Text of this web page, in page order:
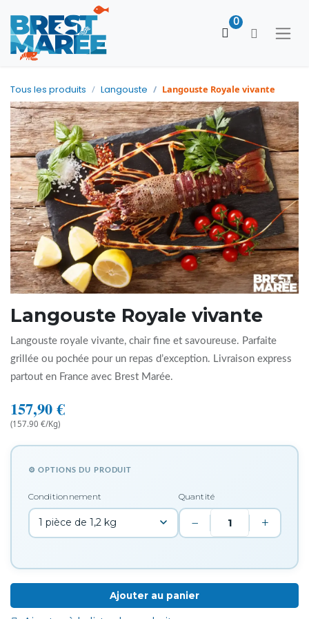
0
Tous les produits Langouste Langouste Royale vivante
Langouste Royale vivante
Langouste royale vivante, chair fine et savoureuse. Parfaite
grillée ou pochée pour un repas d’exception. Livraison express
partout en France avec Brest Marée.
157,90€
(157.90 €/Kg)
⚙ OPTIONS DU PRODUIT
Conditionnement Quantité
− +
Ajouter au panier